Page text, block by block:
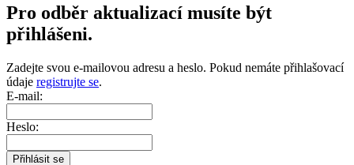
Pro odběr aktualizací musíte být
přihlášeni.
Zadejte svou e-mailovou adresu a heslo. Pokud nemáte přihlašovací
údaje registrujte se.
E-mail:
Heslo: